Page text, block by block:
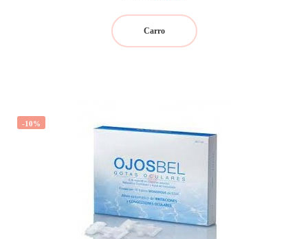
Carro
-10%